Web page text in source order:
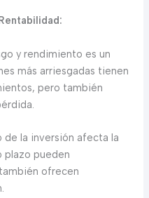
y rendimiento es un
más arriesgadas tienen
pero también
de la inversión afecta la
plazo pueden
ofrecen